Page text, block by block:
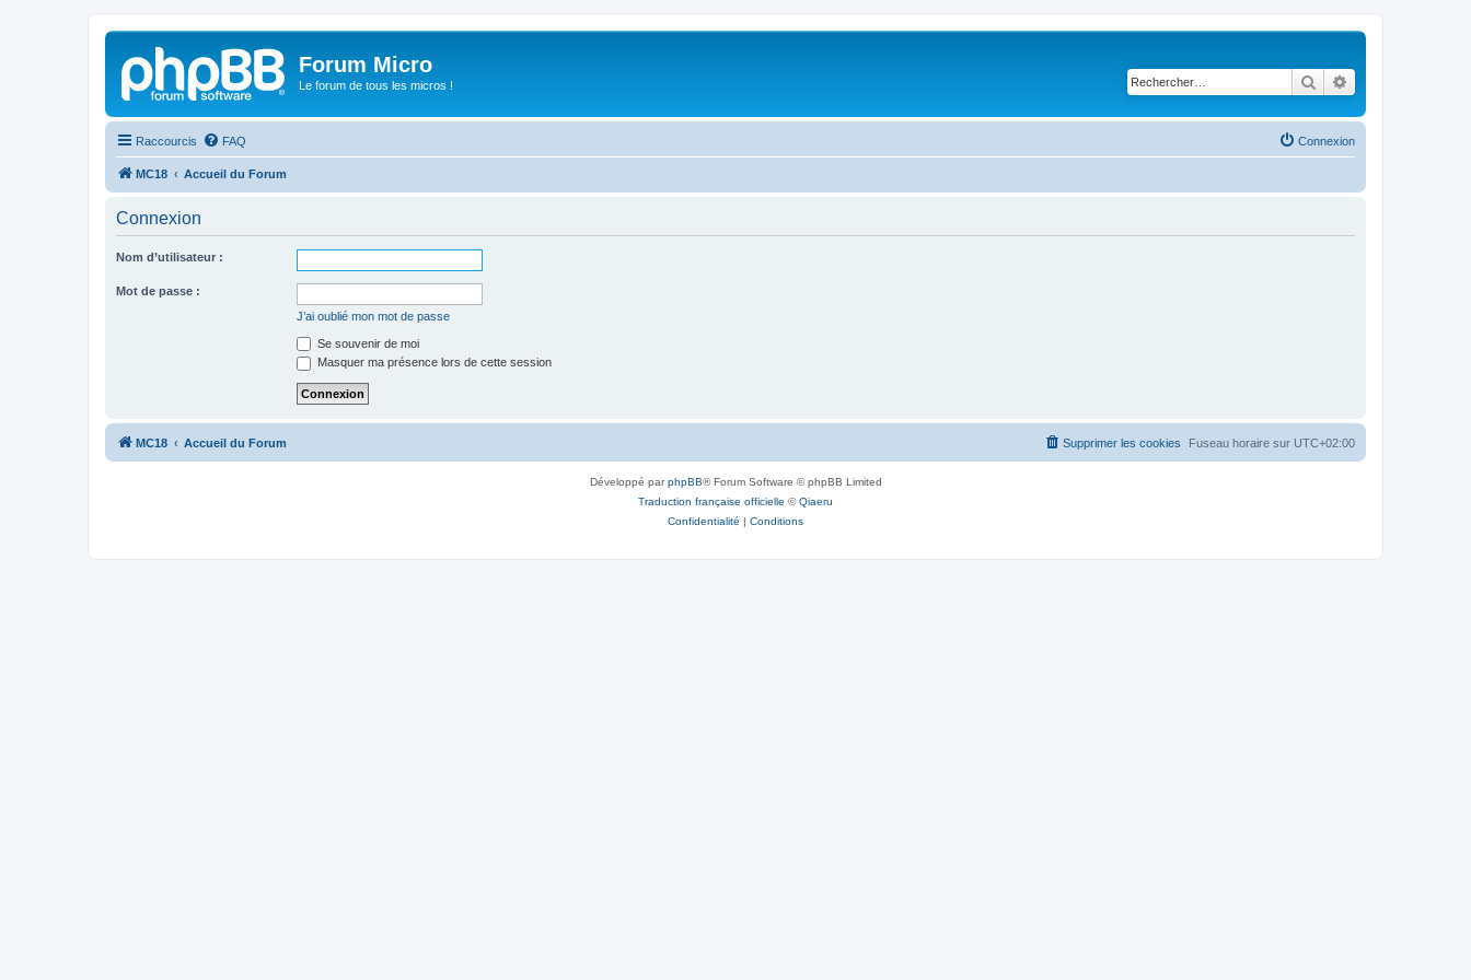
Forum Micro
Le forum de tous les micros ! Rechercher
Raccourcis FAQ Connexion
MC18 Accueil du Forum
Connexion
Nom d’utilisateur :
Mot de passe :
J’ai oublié mon mot de passe
Se souvenir de moi
Masquer ma présence lors de cette session
MC18 Accueil du Forum Fuseau horaire sur UTC+02:00
Supprimer les cookies
Développé parphpBB® Forum Software © phpBB Limited
Traduction française officielle ©Qiaeru
Confidentialité | Conditions